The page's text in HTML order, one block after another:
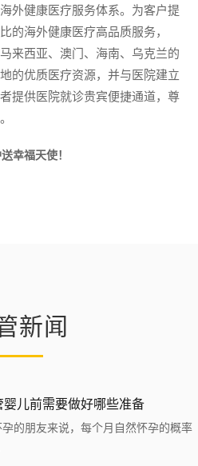
外健康医疗服务体系。为客户提
的海外健康医疗高品质服务，
来西亚、澳门、海南、乌克兰的
的优质医疗资源，并与医院建立
提供医院就诊贵宾便捷通道，尊
幸福天使！
新闻
儿前需要做好哪些准备
朋友来说，每个月自然怀孕的概率